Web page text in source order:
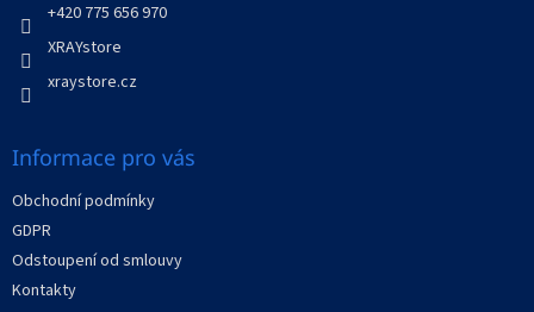
+420 775 656 970
XRAYstore
xraystore.cz
Informace pro vás
Obchodní podmínky
GDPR
Odstoupení od smlouvy
Kontakty